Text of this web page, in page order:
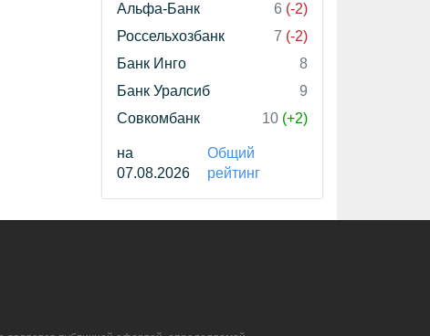
Альфа-Банк
6 (-2)
Россельхозбанк
7 (-2)
Банк Инго
8
Банк Уралсиб
9
Совкомбанк
10 (+2)
на
07.08.2026
Общий
рейтинг